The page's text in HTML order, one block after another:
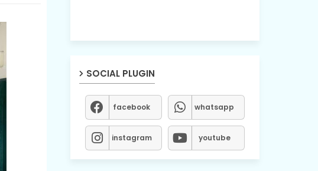
SOCIAL PLUGIN
facebook whatsapp
instagram youtube